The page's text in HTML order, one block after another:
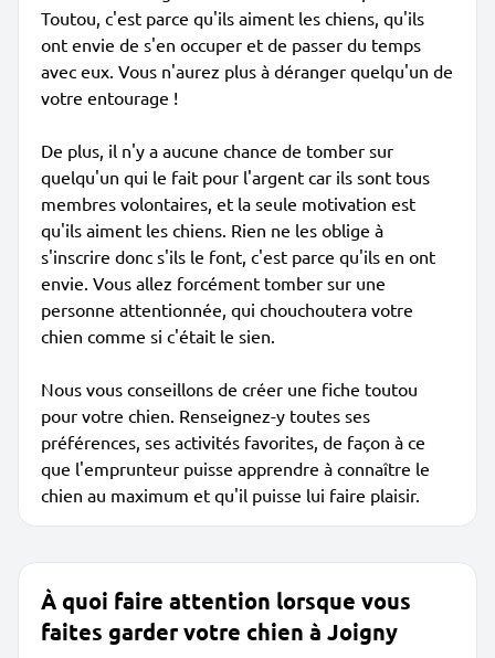
Toutou, c'est parce qu'ils aiment les chiens, qu'ils
ont envie de s'en occuper et de passer du temps
avec eux. Vous n'aurez plus à déranger quelqu'un de
votre entourage !
De plus, il n'y a aucune chance de tomber sur
quelqu'un qui le fait pour l'argent car ils sont tous
membres volontaires, et la seule motivation est
qu'ils aiment les chiens. Rien ne les oblige à
s'inscrire donc s'ils le font, c'est parce qu'ils en ont
envie. Vous allez forcément tomber sur une
personne attentionnée, qui chouchoutera votre
chien comme si c'était le sien.
Nous vous conseillons de créer une fiche toutou
pour votre chien. Renseignez-y toutes ses
préférences, ses activités favorites, de façon à ce
que l'emprunteur puisse apprendre à connaître le
chien au maximum et qu'il puisse lui faire plaisir.
À quoi faire attention lorsque vous
faites garder votre chien à Joigny